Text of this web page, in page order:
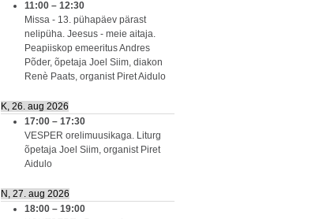
11:00 – 12:30
Missa - 13. pühapäev pärast
nelipüha. Jeesus - meie aitaja.
Peapiiskop emeeritus Andres
Põder, õpetaja Joel Siim, diakon
Renè Paats, organist Piret Aidulo
K, 26. aug 2026
17:00 – 17:30
VESPER orelimuusikaga. Liturg
õpetaja Joel Siim, organist Piret
Aidulo
N, 27. aug 2026
18:00 – 19:00